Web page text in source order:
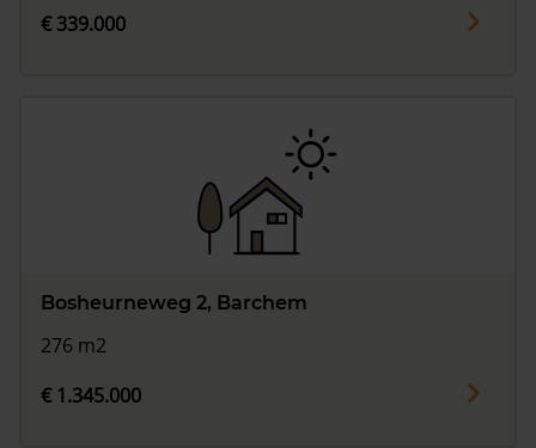
€ 339.000
Bosheurneweg 2, Barchem
276 m2
€ 1.345.000